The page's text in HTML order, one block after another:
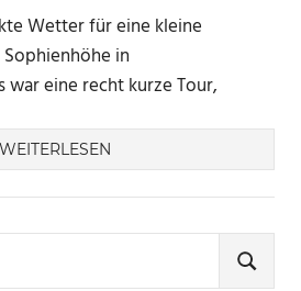
Wetter für eine kleine
in
war eine recht kurze Tour,
WEITERLESEN
SUCHEN